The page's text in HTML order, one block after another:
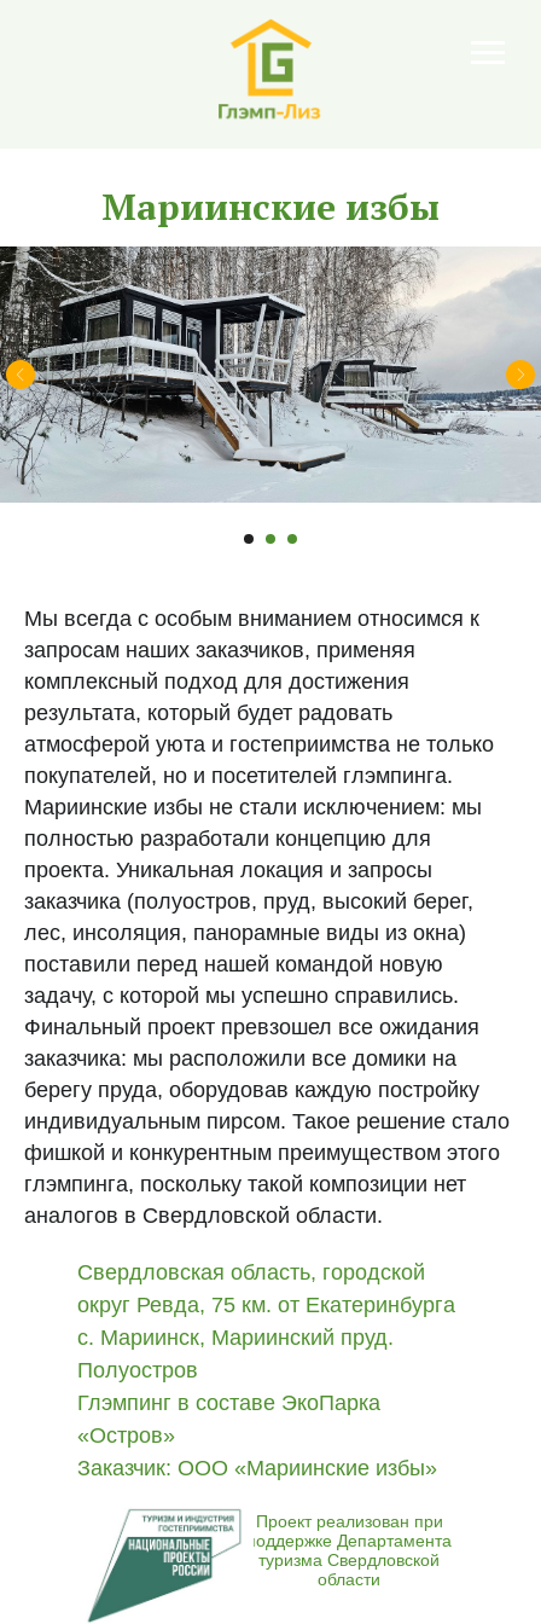
Мариинские избы
Мы всегда с особым вниманием относимся к
запросам наших заказчиков, применяя
комплексный подход для достижения
результата, который будет радовать
атмосферой уюта и гостеприимства не только
покупателей, но и посетителей глэмпинга.
Мариинские избы не стали исключением: мы
полностью разработали концепцию для
проекта. Уникальная локация и запросы
заказчика (полуостров, пруд, высокий берег,
лес, инсоляция, панорамные виды из окна)
поставили перед нашей командой новую
задачу, с которой мы успешно справились.
Финальный проект превзошел все ожидания
заказчика: мы расположили все домики на
берегу пруда, оборудовав каждую постройку
индивидуальным пирсом. Такое решение стало
фишкой и конкурентным преимуществом этого
глэмпинга, поскольку такой композиции нет
аналогов в Свердловской области.
Проект реализован при
поддержке Департамента
туризма Свердловской
области
Свердловская область, городской
округ Ревда, 75 км. от Екатеринбурга
с. Мариинск, Мариинский пруд.
Полуостров
Глэмпинг в составе ЭкоПарка
«Остров»
Заказчик: ООО «Мариинские избы»
ООО «Глэмп-лиз» 2022-2026
Политика конфиденциальности
Вверх
Наши проекты
+7 932 613-80-48
info@glamp-lease.ru
Студия 14 кв.м.
Большая студия 21 кв.м.
Контакты
21 кв.м.
Трехкомнатный 34 кв.м.